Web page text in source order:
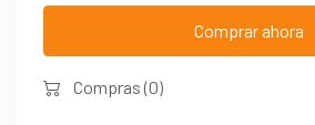
Comprar ahora
Compras (0)